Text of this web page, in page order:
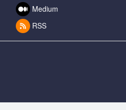
Medium
RSS